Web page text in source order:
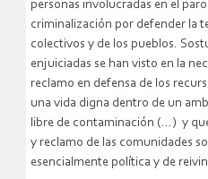
personas involucradas en el
criminalización por defender la
colectivos y de los pueblos.
enjuiciadas se han visto en la
reclamo en defensa de los
una vida digna dentro de un
libre de contaminación (…) y
y reclamo de las comunidades
esencialmente política y de